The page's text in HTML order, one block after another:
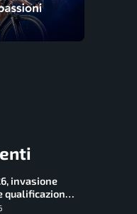
invasione
qualificazioni:
del main